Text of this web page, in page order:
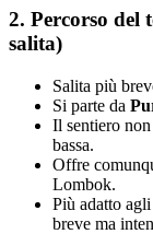
2. Percorso del
salita)
Salita più
Si parte da
Il sentiero
bassa.
Offre
Lombok.
Più adatto
breve ma